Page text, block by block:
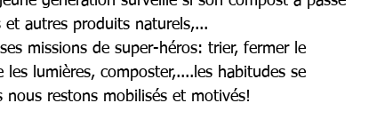
et autres produits naturels,...
missions de super-héros: trier, fermer le
lumières, composter,....les habitudes se
nous restons mobilisés et motivés!